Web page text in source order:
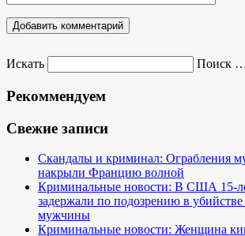
Искать Поиск
Рекоммендуем
Свежие записи
Скандалы и криминал: Ограбления
накрыли Францию волной
Криминальные новости: В США 15-
задержали по подозрению в убийстве
мужчины
Криминальные новости: Женщина